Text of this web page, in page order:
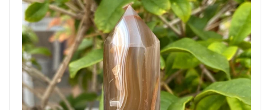
חום
כתום
במשקל
63
גרם